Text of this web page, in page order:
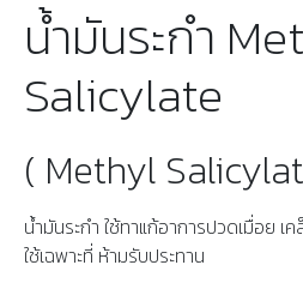
น้ำมันระกำ
Salicylate
( Methyl
น้ำมันระกำ ใช้ทาแก้อาการปวดเมื่อย
ใช้เฉพาะที่ ห้ามรับประทาน